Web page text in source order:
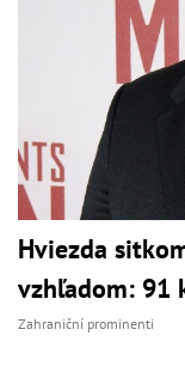
Hviezda
vzhľadom: 91
Zahraniční prominenti